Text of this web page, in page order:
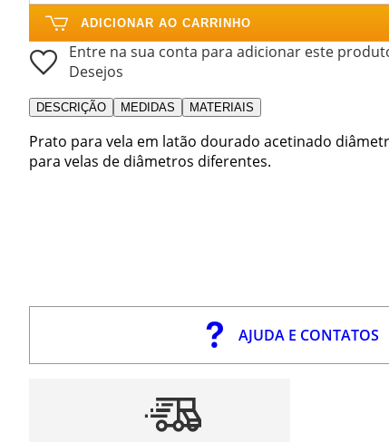
ADICIONAR AO CARRINHO
Entre na sua conta para adicionar este
Desejos
DESCRIÇÃO MEDIDAS MATERIAIS
Prato para vela em latão dourado acetinado
para velas de diâmetros diferentes.
AJUDA E CONTATOS